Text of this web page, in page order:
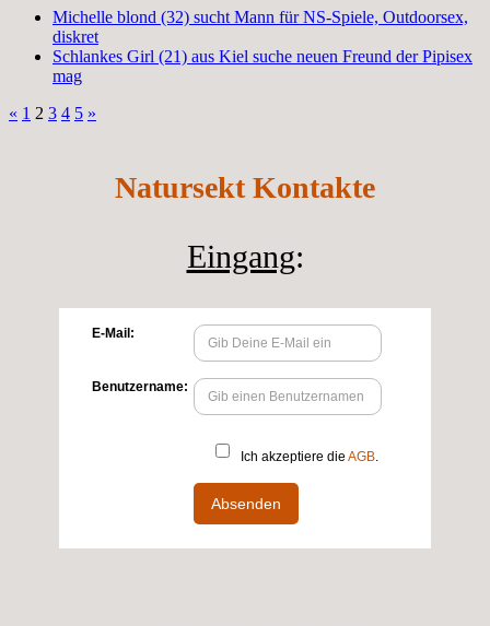
Michelle blond (32) sucht Mann für NS-Spiele, Outdoorsex,
diskret
Schlankes Girl (21) aus Kiel suche neuen Freund der Pipisex
mag
« 1 2 3 4 5 »
Natursekt Kontakte
Eingang: